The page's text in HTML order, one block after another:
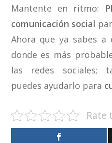
Mantente en ritmo:
comunicación social
Ahora que ya sabes a
donde es más
las redes sociales;
puedes ayudarlo para
Rate